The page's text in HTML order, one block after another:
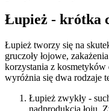
Łupież - krótka
Łupież tworzy się na
gruczoły łojowe,
korzystania z kosmetyków
wyróżnia się dwa rodzaje
Łupież zwykły -